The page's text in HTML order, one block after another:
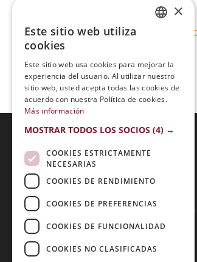
Maestría
Acreditaciones:
Métodos de Pago:
×
Este sitio web utiliza
cookies
Este sitio web usa cookies para mejorar la
experiencia del usuario. Al utilizar nuestro
sitio web, usted acepta todas las cookies de
acuerdo con nuestra Política de cookies.
Más información
MOSTRAR TODOS LOS SOCIOS (4) →
COOKIES ESTRICTAMENTE
NECESARIAS
COOKIES DE RENDIMIENTO
COOKIES DE PREFERENCIAS
COOKIES DE FUNCIONALIDAD
COOKIES NO CLASIFICADAS